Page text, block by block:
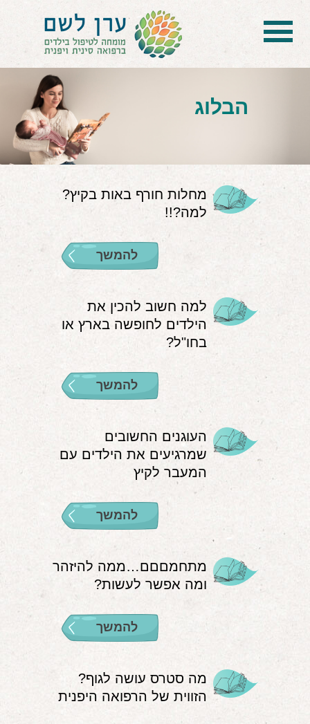
בית
הטיפול
הכל על דיקור סיני ודיקור יפני לילדים
הילד לא מפסיק להיות חולה
קשיים רגשיים, אתגרי התנהגות
בעיות/מחלות נוספות
שאלות ותשובות
052-6868768
הבלוג
מחלות חורף באות בקיץ?
למה?!!
להמשך
למה חשוב להכין את
הילדים לחופשה בארץ או
בחו"ל?
להמשך
העוגנים החשובים
שמרגיעים את הילדים עם
המעבר לקיץ
להמשך
מתחמםםם…ממה להיזהר
ומה אפשר לעשות?
להמשך
מה סטרס עושה לגוף?
הזווית של הרפואה היפנית